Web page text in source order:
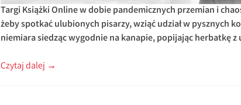
Targi Książki Online w dobie pandemicznych przemian i
żeby spotkać ulubionych pisarzy, wziąć udział w pysznych
niemiara siedząc wygodnie na kanapie, popijając herbatkę
Czytaj dalej →